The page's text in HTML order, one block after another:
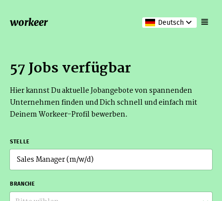
workeer Deutsch
57 Jobs verfügbar
Hier kannst Du aktuelle Jobangebote von spannenden
Unternehmen finden und Dich schnell und einfach mit
Deinem Workeer-Profil bewerben.
STELLE
BRANCHE